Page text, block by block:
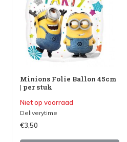
Minions Folie Ballon 45cm
| per stuk
Niet op voorraad
Deliverytime
€3,50